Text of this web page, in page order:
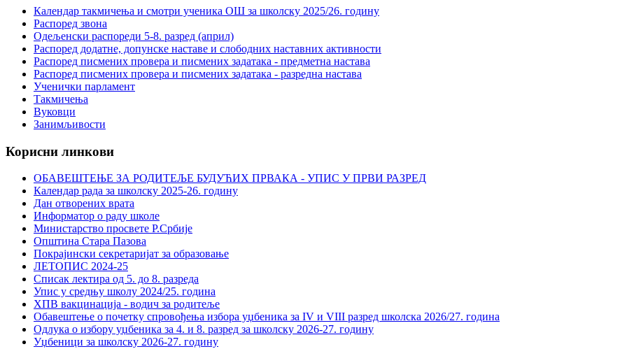
Календар такмичења и смотри ученика ОШ за школску 2025/26. годину
Распоред звона
Одељенски распореди 5-8. разред (април)
Распоред додатне, допунске наставе и слободних наставних активности
Распоред писмених провера и писмених задатака - предметна настава
Распоред писмених провера и писмених задатака - разредна настава
Ученички парламент
Такмичења
Вуковци
Занимљивости
Корисни линкови
ОБАВЕШТЕЊЕ ЗА РОДИТЕЉЕ БУДУЋИХ ПРВАКА - УПИС У ПРВИ РАЗРЕД
Календар рада за школску 2025-26. годину
Дан отворених врата
Информатор о раду школе
Министарство просвете Р.Србије
Општина Стара Пазова
Покрајински секретаријат за образовање
ЛЕТОПИС 2024-25
Списак лектира од 5. до 8. разреда
Упис у средњу школу 2024/25. година
ХПВ вакцинација - водич за родитеље
Обавештење о почетку спровођења избора уџбеника за IV и VIII разред школска 2026/27. година
Одлука о избору уџбеника за 4. и 8. разред за школску 2026-27. годину
Уџбеници за школску 2026-27. годину